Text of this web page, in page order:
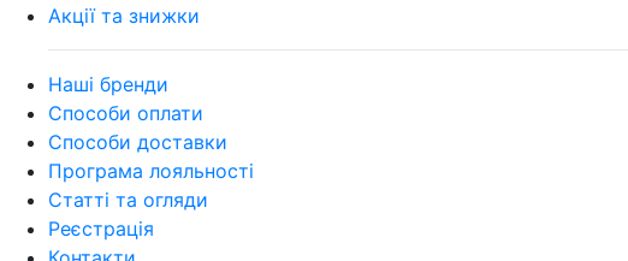
Акції та знижки
Наші бренди
Способи оплати
Способи доставки
Програма лояльності
Статті та огляди
Реєстрація